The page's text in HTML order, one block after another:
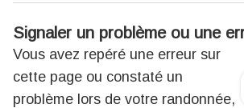
Signaler un problème ou une
Vous avez repéré une erreur sur
cette page ou constaté un
problème lors de votre randonnée,